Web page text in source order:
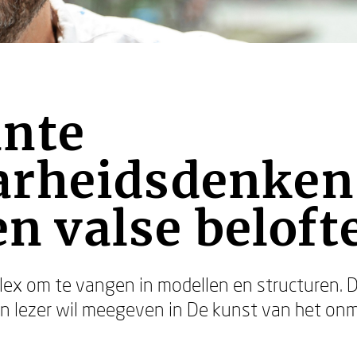
valse
om te vangen in modellen en structuren.
lezer wil meegeven in De kunst van het